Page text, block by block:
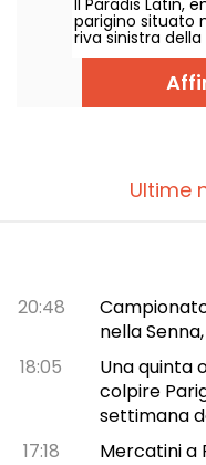
parigino situato
riva sinistra
spettacolo di
in un ambiente
festosa. La
sempre
conducono lo
Ultime
20:48
nella
18:05
Una quinta
colpire
settimana
17:18
Mercatini a